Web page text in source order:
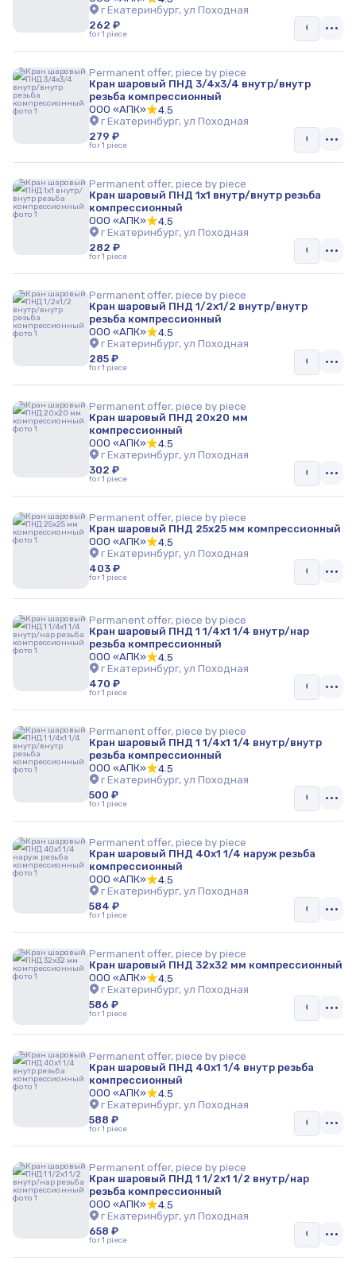
г Екатеринбург, ул Походная
262 ₽
for 1 piece
Permanent offer, piece by piece
Кран шаровый ПНД 3/4x3/4 внутр/внутр
резьба компрессионный
ООО «АПК»
4.5
г Екатеринбург, ул Походная
279 ₽
for 1 piece
Permanent offer, piece by piece
Кран шаровый ПНД 1x1 внутр/внутр резьба
компрессионный
ООО «АПК»
4.5
г Екатеринбург, ул Походная
282 ₽
for 1 piece
Permanent offer, piece by piece
Кран шаровый ПНД 1/2x1/2 внутр/внутр
резьба компрессионный
ООО «АПК»
4.5
г Екатеринбург, ул Походная
285 ₽
for 1 piece
Permanent offer, piece by piece
Кран шаровый ПНД 20x20 мм
компрессионный
ООО «АПК»
4.5
г Екатеринбург, ул Походная
302 ₽
for 1 piece
Permanent offer, piece by piece
Кран шаровый ПНД 25x25 мм компрессионный
ООО «АПК»
4.5
г Екатеринбург, ул Походная
403 ₽
for 1 piece
Permanent offer, piece by piece
Кран шаровый ПНД 1 1/4x1 1/4 внутр/нар
резьба компрессионный
ООО «АПК»
4.5
г Екатеринбург, ул Походная
470 ₽
for 1 piece
Permanent offer, piece by piece
Кран шаровый ПНД 1 1/4x1 1/4 внутр/внутр
резьба компрессионный
ООО «АПК»
4.5
г Екатеринбург, ул Походная
500 ₽
for 1 piece
Permanent offer, piece by piece
Кран шаровый ПНД 40x1 1/4 наруж резьба
компрессионный
ООО «АПК»
4.5
г Екатеринбург, ул Походная
584 ₽
for 1 piece
Permanent offer, piece by piece
Кран шаровый ПНД 32x32 мм компрессионный
ООО «АПК»
4.5
г Екатеринбург, ул Походная
586 ₽
for 1 piece
Permanent offer, piece by piece
Кран шаровый ПНД 40x1 1/4 внутр резьба
компрессионный
ООО «АПК»
4.5
г Екатеринбург, ул Походная
588 ₽
for 1 piece
Permanent offer, piece by piece
Кран шаровый ПНД 1 1/2x1 1/2 внутр/нар
резьба компрессионный
ООО «АПК»
4.5
г Екатеринбург, ул Походная
658 ₽
for 1 piece